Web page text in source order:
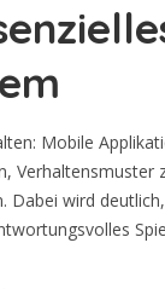
Mobile
Verhaltensmuster
wird